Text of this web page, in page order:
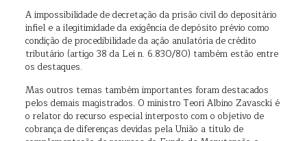
A impossibilidade de decretação da prisão civil do depositário
infiel e a ilegitimidade da exigência de depósito prévio como
condição de procedibilidade da ação anulatória de crédito
tributário (artigo 38 da Lei n. 6.830/80) também estão entre
os destaques.
Mas outros temas também importantes foram destacados
pelos demais magistrados. O ministro Teori Albino Zavascki é
o relator do recurso especial interposto com o objetivo de
cobrança de diferenças devidas pela União a título de